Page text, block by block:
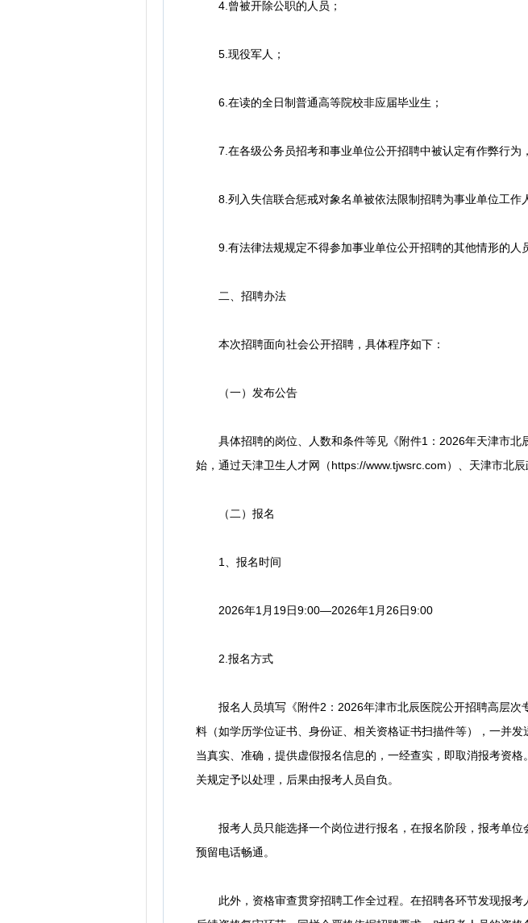
4.曾被开除公职的人员；
5.现役军人；
6.在读的全日制普通高等院校非应届毕业生；
7.在各级公务员招考和事业单位公开招聘中被认定有作弊行为
8.列入失信联合惩戒对象名单被依法限制招聘为事业单位工作
9.有法律法规规定不得参加事业单位公开招聘的其他情形的人
二、招聘办法
本次招聘面向社会公开招聘，具体程序如下：
（一）发布公告
具体招聘的岗位、人数和条件等见《附件1：2026年天津市北
始，通过天津卫生人才网（https://www.tjwsrc.com）、天津市北
（二）报名
1、报名时间
2026年1月19日9:00—2026年1月26日9:00
2.报名方式
报名人员填写《附件2：2026年津市北辰医院公开招聘高层次
料（如学历学位证书、身份证、相关资格证书扫描件等），一并
当真实、准确，提供虚假报名信息的，一经查实，即取消报考资
关规定予以处理，后果由报考人员自负。
报考人员只能选择一个岗位进行报名，在报名阶段，报考单位
预留电话畅通。
此外，资格审查贯穿招聘工作全过程。在招聘各环节发现报考